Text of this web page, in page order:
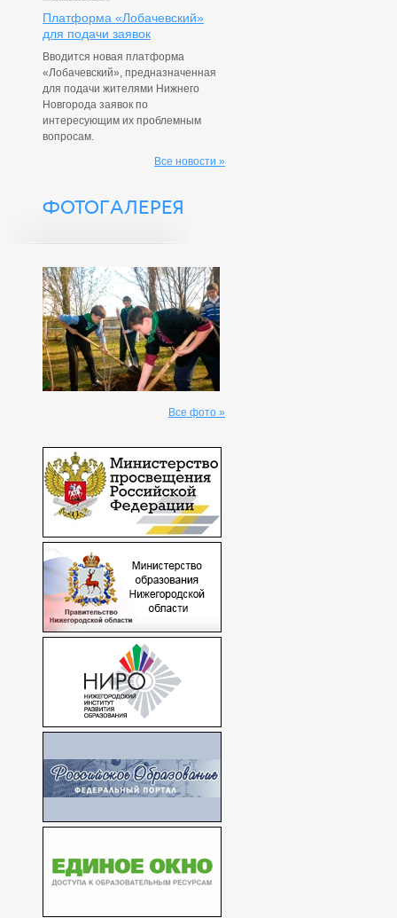
Платформа «Лобачевский»
для подачи заявок
Вводится новая платформа
«Лобачевский», предназначенная
для подачи жителями Нижнего
Новгорода заявок по
интересующим их проблемным
вопросам.
Все новости »
ФОТОГАЛЕРЕЯ
Все фото »